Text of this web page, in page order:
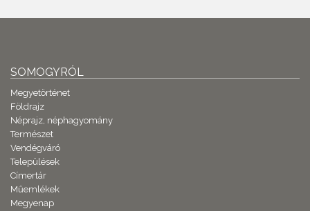
SOMOGYRÓL
Megyetörténet
Földrajz
Néprajz, néphagyomány
Természet
Vendégváró
Települések
Címertár
Műemlékek
Megyenap